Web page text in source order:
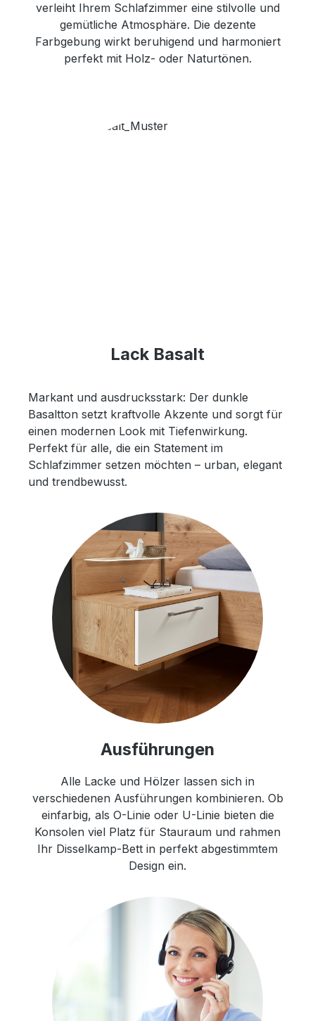
verleiht Ihrem Schlafzimmer eine stilvolle und
gemütliche Atmosphäre. Die dezente
Farbgebung wirkt beruhigend und harmoniert
perfekt mit Holz- oder Naturtönen.
Lack Basalt
Markant und ausdrucksstark: Der dunkle
Basaltton setzt kraftvolle Akzente und sorgt für
einen modernen Look mit Tiefenwirkung.
Perfekt für alle, die ein Statement im
Schlafzimmer setzen möchten – urban, elegant
und trendbewusst.
Ausführungen
Alle Lacke und Hölzer lassen sich in
verschiedenen Ausführungen kombinieren. Ob
einfarbig, als O-Linie oder U-Linie bieten die
Konsolen viel Platz für Stauraum und rahmen
Ihr Disselkamp-Bett in perfekt abgestimmtem
Design ein.